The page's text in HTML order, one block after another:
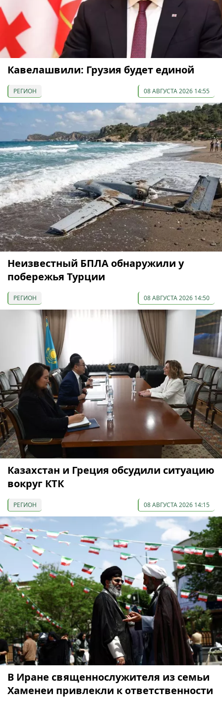
Кавелашвили: Грузия будет единой
РЕГИОН 08 АВГУСТА 2026 14:55
Неизвестный БПЛА обнаружили у
побережья Турции
РЕГИОН 08 АВГУСТА 2026 14:50
Казахстан и Греция обсудили ситуацию
вокруг КТК
РЕГИОН 08 АВГУСТА 2026 14:15
В Иране священнослужителя из семьи
Хаменеи привлекли к ответственности